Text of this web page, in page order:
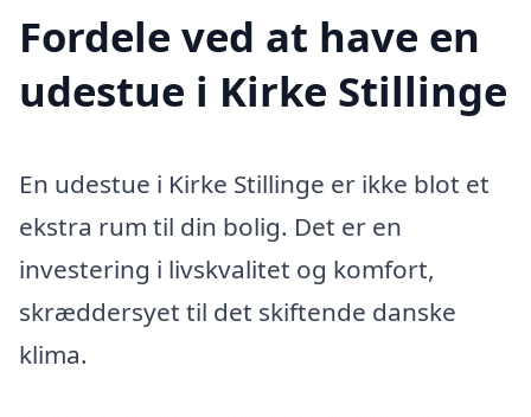
Fordele ved at have en
udestue i Kirke Stillinge
En udestue i Kirke Stillinge er ikke blot et
ekstra rum til din bolig. Det er en
investering i livskvalitet og komfort,
skræddersyet til det skiftende danske
klima.